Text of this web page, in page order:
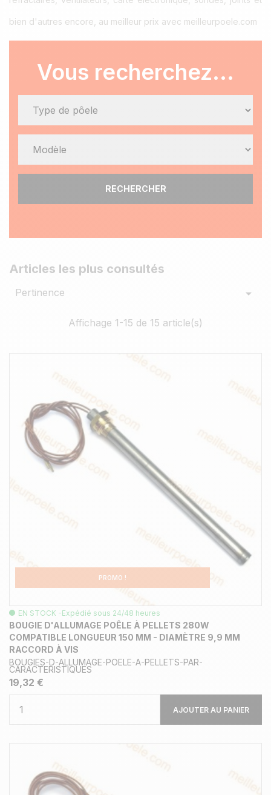
bien d'autres encore, au meilleur prix avec meilleurpoele.com
Vous recherchez...
RECHERCHER
Articles les plus consultés
Pertinence 
Affichage 1-15 de 15 article(s)
PROMO !
EN STOCK -Expédié sous 24/48 heures
BOUGIE D'ALLUMAGE POÊLE À PELLETS 280W
COMPATIBLE LONGUEUR 150 MM - DIAMÈTRE 9,9 MM
RACCORD À VIS
BOUGIES-D-ALLUMAGE-POELE-A-PELLETS-PAR-
CARACTERISTIQUES
19,32 €
AJOUTER AU PANIER